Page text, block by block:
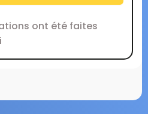
ont été faites